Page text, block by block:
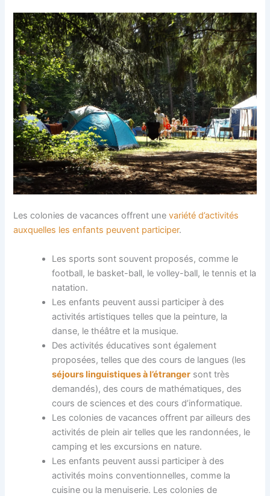
Les colonies de vacances offrent unevariété d’activités
auxquelles les enfants peuvent participer.
Les sports sont souvent proposés, comme le
football, le basket-ball, le volley-ball, le tennis et la
natation.
Les enfants peuvent aussi participer à des
activités artistiques telles que la peinture, la
danse, le théâtre et la musique.
Des activités éducatives sont également
proposées, telles que des cours de langues (les
séjours linguistiques à l’étranger sont très
demandés), des cours de mathématiques, des
cours de sciences et des cours d’informatique.
Les colonies de vacances offrent par ailleurs des
activités de plein air telles que les randonnées, le
camping et les excursions en nature.
Les enfants peuvent aussi participer à des
activités moins conventionnelles, comme la
cuisine ou la menuiserie. Les colonies de